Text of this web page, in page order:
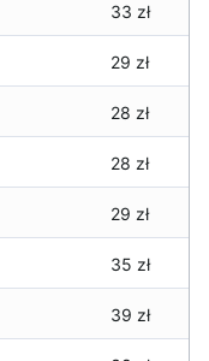
33 zł
29 zł
28 zł
28 zł
29 zł
35 zł
39 zł